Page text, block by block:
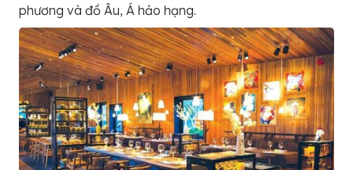
phương và đồ Âu, Á hảo hạng.